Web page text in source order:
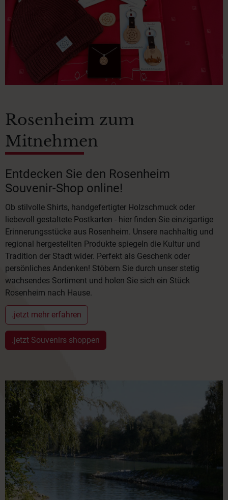
Rosenheim zum
Mitnehmen
Entdecken Sie den Rosenheim
Souvenir-Shop online!
Ob stilvolle Shirts, handgefertigter Holzschmuck oder
liebevoll gestaltete Postkarten - hier finden Sie einzigartige
Erinnerungsstücke aus Rosenheim. Unsere nachhaltig und
regional hergestellten Produkte spiegeln die Kultur und
Tradition der Stadt wider. Perfekt als Geschenk oder
persönliches Andenken! Stöbern Sie durch unser stetig
wachsendes Sortiment und holen Sie sich ein Stück
Rosenheim nach Hause.
.jetzt mehr erfahren
.jetzt Souvenirs shoppen